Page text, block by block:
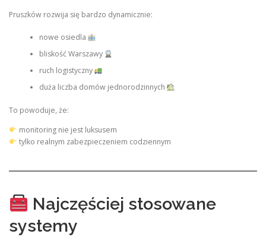
Pruszków rozwija się bardzo dynamicznie:
nowe osiedla
bliskość Warszawy
ruch logistyczny
duża liczba domów jednorodzinnych
To powoduje, że:
monitoring nie jest luksusem
tylko realnym zabezpieczeniem codziennym
Najczęściej stosowane
systemy